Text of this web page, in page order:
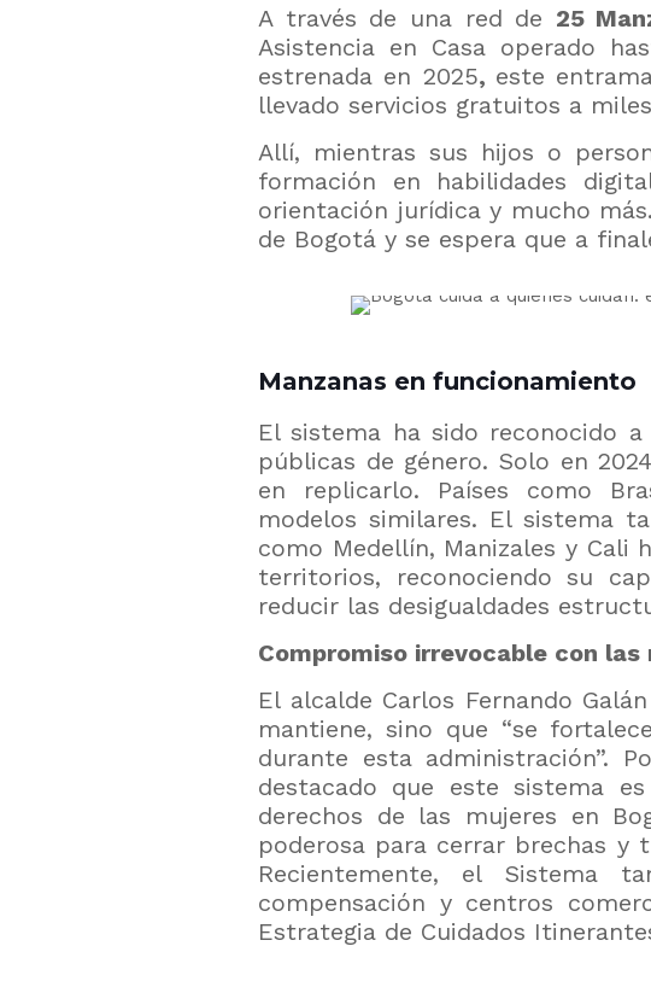
A través de una red de 25
Asistencia en Casa operado
estrenada en 2025, este
llevado servicios gratuitos a
Allí, mientras sus hijos o
formación en habilidades
orientación jurídica y mucho
de Bogotá y se espera que a
Manzanas en funcionamiento
El sistema ha sido reconocido
públicas de género. Solo en
en replicarlo. Países como
modelos similares. El sistema
como Medellín, Manizales y Cali
territorios, reconociendo su
reducir las desigualdades
Compromiso irrevocable con las
El alcalde Carlos Fernando
mantiene, sino que “se
durante esta administración”.
destacado que este sistema
derechos de las mujeres en
poderosa para cerrar brechas y
Recientemente, el Sistema
compensación y centros
Estrategia de Cuidados